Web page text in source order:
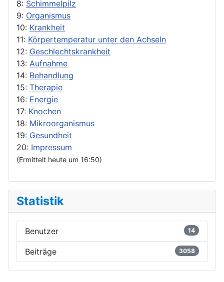
8: Schimmelpilz
9: Organismus
10: Krankheit
11: Körpertemperatur unter den Achseln
12: Geschlechtskrankheit
13: Aufnahme
14: Behandlung
15: Therapie
16: Energie
17: Knochen
18: Mikroorganismus
19: Gesundheit
20: Impressum
(Ermittelt heute um 16:50)
Statistik
Benutzer 14
Beiträge 3058